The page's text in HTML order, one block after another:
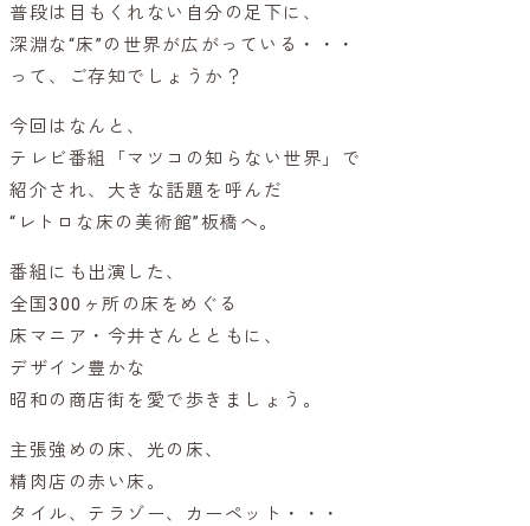
普段は目もくれない自分の足下に、
深淵な“床”の世界が広がっている・・・
って、ご存知でしょうか？
今回はなんと、
テレビ番組「マツコの知らない世界」で
紹介され、大きな話題を呼んだ
“レトロな床の美術館”板橋へ。
番組にも出演した、
全国300ヶ所の床をめぐる
床マニア・今井さんとともに、
デザイン豊かな
昭和の商店街を愛で歩きましょう。
主張強めの床、光の床、
精肉店の赤い床。
タイル、テラゾー、カーペット・・・